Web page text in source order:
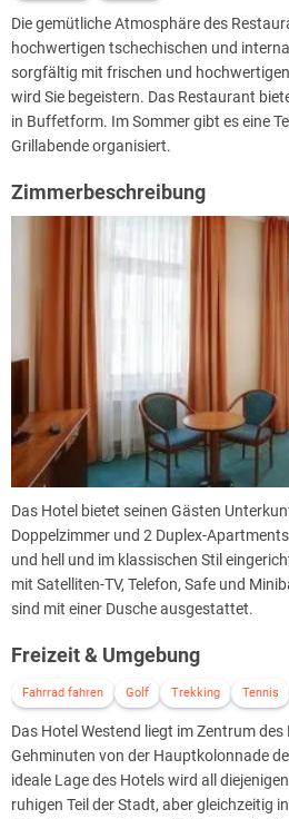
Das Hotel bietet auch Wellness-Pakete
fünf Nächte an.
Die gemütliche Atmosphäre des
hochwertigen tschechischen und
sorgfältig mit frischen und
wird Sie begeistern. Das Restaurant
in Buffetform. Im Sommer gibt es eine
Grillabende organisiert.
Zimmerbeschreibung
Das Hotel bietet seinen Gästen
Doppelzimmer und 2 Duplex-
und hell und im klassischen Stil
mit Satelliten-TV, Telefon, Safe und
sind mit einer Dusche ausgestattet.
Freizeit & Umgebung
Fahrrad fahren Golf Trekking Tennis
Das Hotel Westend liegt im Zentrum
Gehminuten von der Hauptkolonnade
ideale Lage des Hotels wird all
ruhigen Teil der Stadt, aber gleichzeitig